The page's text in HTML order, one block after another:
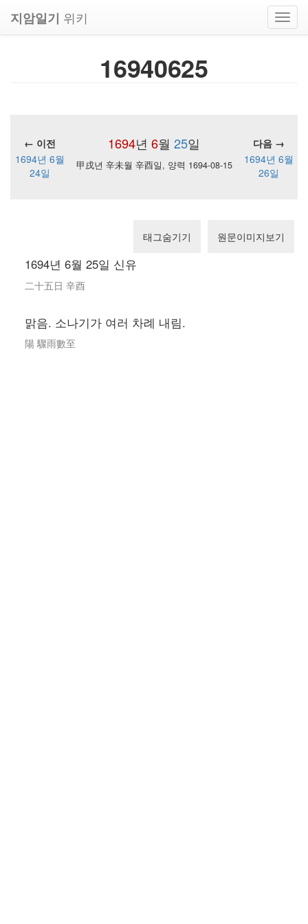
지암일기 위키
16940625
1694년 6월 25일
← 이전
다음 →
1694년 6월
24일
甲戌년 辛未월 辛酉일, 양력 1694-08-15
1694년 6월
26일
태그숨기기 원문이미지보기
1694년 6월 25일 신유
二十五日 辛酉
맑음. 소나기가 여러 차례 내림.
陽 驟雨數至